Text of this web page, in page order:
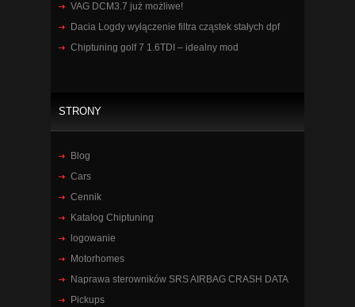
VAG DCM3.7 już możliwe!
Dacia Logdy wyłączenie filtra cząstek stałych dpf
Chiptuning golf 7 1.6TDI – idealny mod
STRONY
Blog
Cars
Cennik
Katalog Chiptuning
logowanie
Motorhomes
Naprawa sterowników SRS AIRBAG CRASH DATA
Pickups